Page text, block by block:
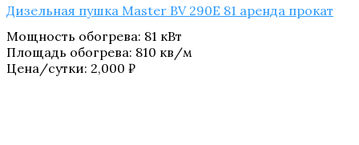
Дизельная пушка Master BV 290E 81 аренда прокат
Мощность обогрева: 81 кВт
Площадь обогрева: 810 кв/м
Цена/сутки: 2,000 ₽